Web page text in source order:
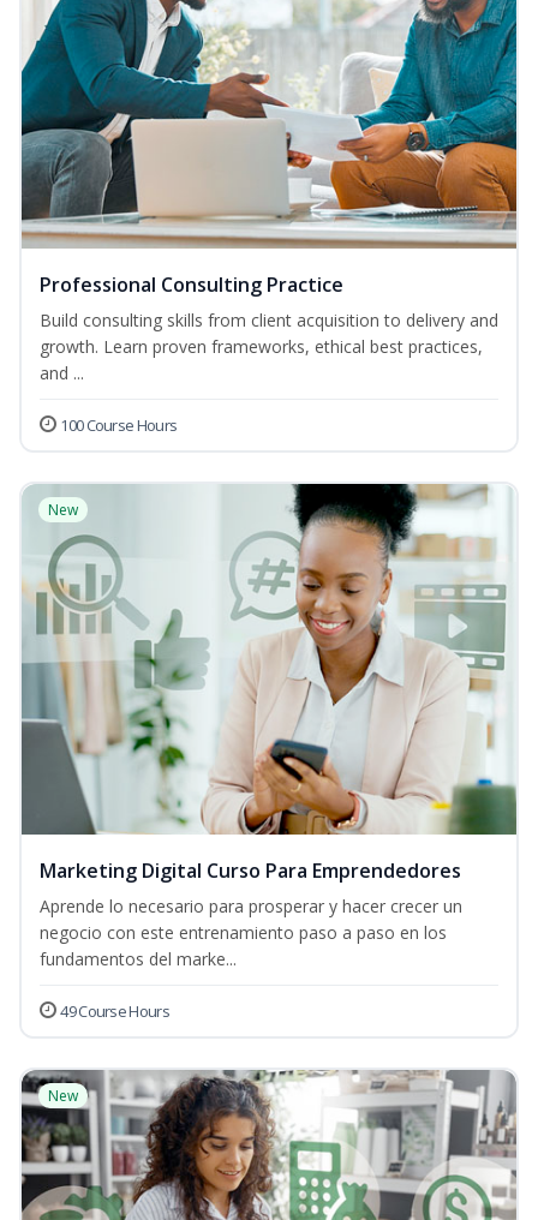
Professional Consulting Practice
Build consulting skills from client acquisition to delivery and
growth. Learn proven frameworks, ethical best practices,
and ...
100 Course Hours
New
Marketing Digital Curso Para Emprendedores
Aprende lo necesario para prosperar y hacer crecer un
negocio con este entrenamiento paso a paso en los
fundamentos del marke...
49 Course Hours
New